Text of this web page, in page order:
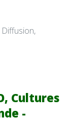
Cultures
-